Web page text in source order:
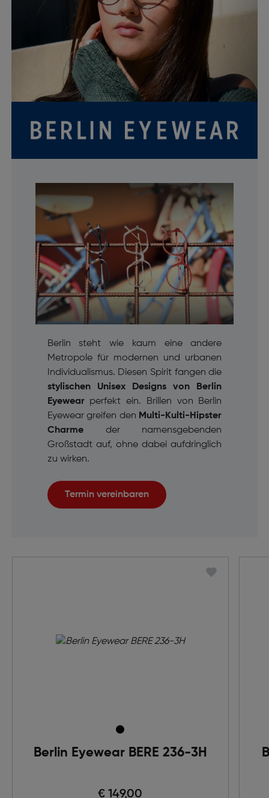
Berlin steht wie kaum eine andere
Metropole für modernen und urbanen
Individualismus. Diesen Spirit fangen die
stylischen Unisex Designs von Berlin
Eyewearperfekt ein. Brillen von Berlin
Eyewear greifen den Multi-Kulti-Hipster
Charmeder namensgebenden
Großstadt auf, ohne dabei aufdringlich
zu wirken.
Termin vereinbaren
Berlin Eyewear BERE 236-3H
€ 149,00